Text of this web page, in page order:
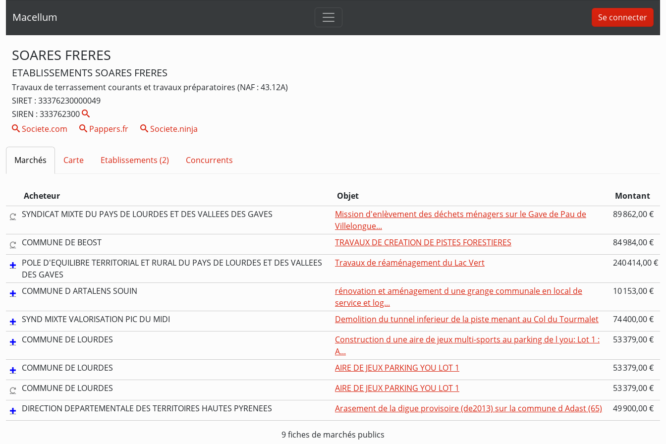
Macellum Se connecter
SOARES FRERES
ETABLISSEMENTS SOARES FRERES
Travaux de terrassement courants et travaux préparatoires (NAF : 43.12A)
SIRET : 33376230000049
SIREN : 333762300
Societe.com
Pappers.fr Societe.ninja
Marchés Carte Etablissements (2) Concurrents
Acheteur Objet
Montant
SYNDICAT MIXTE DU PAYS DE LOURDES ET DES VALLEES DES GAVES
Mission d'enlèvement des déchets ménagers sur le Gave de Pau de
Villelongue...
89 862,00 €
COMMUNE DE BEOST TRAVAUX DE CREATION DE PISTES FORESTIERES
84 984,00 €
POLE D'EQUILIBRE TERRITORIAL ET RURAL DU PAYS DE LOURDES ET DES VALLEES
DES GAVES
Travaux de réaménagement du Lac Vert 240 414,00 €
COMMUNE D ARTALENS SOUIN
rénovation et aménagement d une grange communale en local de
service et log...
10 153,00 €
SYND MIXTE VALORISATION PIC DU MIDI Demolition du tunnel inferieur de la piste menant au Col du Tourmalet
74 400,00 €
COMMUNE DE LOURDES
Construction d une aire de jeux multi-sports au parking de l you: Lot 1 :
A...
53 379,00 €
COMMUNE DE LOURDES AIRE DE JEUX PARKING YOU LOT 1
53 379,00 €
COMMUNE DE LOURDES
AIRE DE JEUX PARKING YOU LOT 1
53 379,00 €
DIRECTION DEPARTEMENTALE DES TERRITOIRES HAUTES PYRENEES
Arasement de la digue provisoire (de2013) sur la commune d Adast (65) 49 900,00 €
9 fiches de marchés publics